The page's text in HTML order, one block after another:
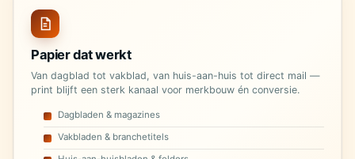
Papier dat werkt
Van dagblad tot vakblad, van huis-aan-huis tot direct mail —
print blijft een sterk kanaal voor merkbouw én conversie.
Dagbladen & magazines
Vakbladen & branchetitels